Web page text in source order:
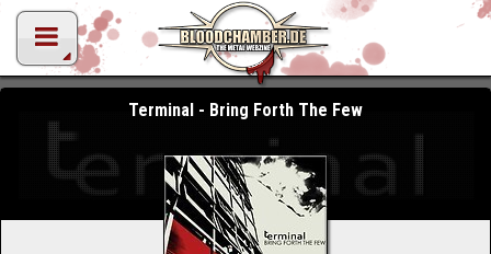
Terminal - Bring Forth The Few